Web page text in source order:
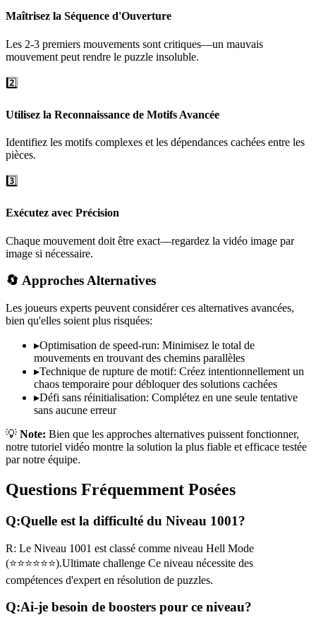
Maîtrisez la Séquence d'Ouverture
Les 2-3 premiers mouvements sont critiques—un mauvais
mouvement peut rendre le puzzle insoluble.
2️⃣
Utilisez la Reconnaissance de Motifs Avancée
Identifiez les motifs complexes et les dépendances cachées entre les
pièces.
3️⃣
Exécutez avec Précision
Chaque mouvement doit être exact—regardez la vidéo image par
image si nécessaire.
🔄 Approches Alternatives
Les joueurs experts peuvent considérer ces alternatives avancées,
bien qu'elles soient plus risquées:
▸Optimisation de speed-run: Minimisez le total de
mouvements en trouvant des chemins parallèles
▸Technique de rupture de motif: Créez intentionnellement un
chaos temporaire pour débloquer des solutions cachées
▸Défi sans réinitialisation: Complétez en une seule tentative
sans aucune erreur
💡 Note: Bien que les approches alternatives puissent fonctionner,
notre tutoriel vidéo montre la solution la plus fiable et efficace testée
par notre équipe.
Questions Fréquemment Posées
Q:Quelle est la difficulté du Niveau 1001?
R: Le Niveau 1001 est classé comme niveau Hell Mode
(⭐⭐⭐⭐⭐⭐).Ultimate challenge Ce niveau nécessite des
compétences d'expert en résolution de puzzles.
Q:Ai-je besoin de boosters pour ce niveau?